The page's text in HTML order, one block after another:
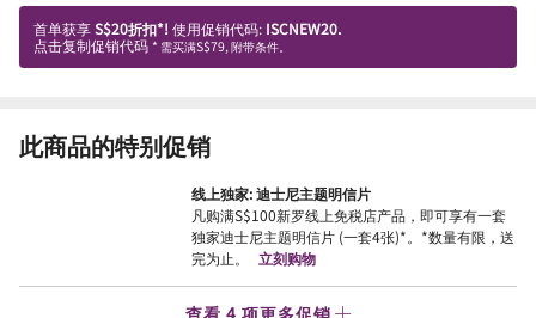
首单获享S$20折扣*! 使用促销代码: ISCNEW20.
点击复制促销代码 * 需买满S$79, 附带条件。
此商品的特别促销
线上独家: 迪士尼主题明信片
凡购满S$100新罗线上免税店产品，即可享有一套
独家迪士尼主题明信片 (一套4张)*。*数量有限，送
完为止。
立刻购物
查看 4 项更多促销